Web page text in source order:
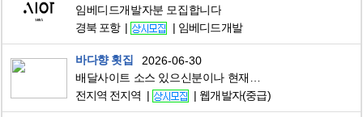
임베디드개발자분 모집합니다
경북 포항
임베디드개발
바다향 횟집
2026-06-30
전지역 전지역
웹개발자(중급)